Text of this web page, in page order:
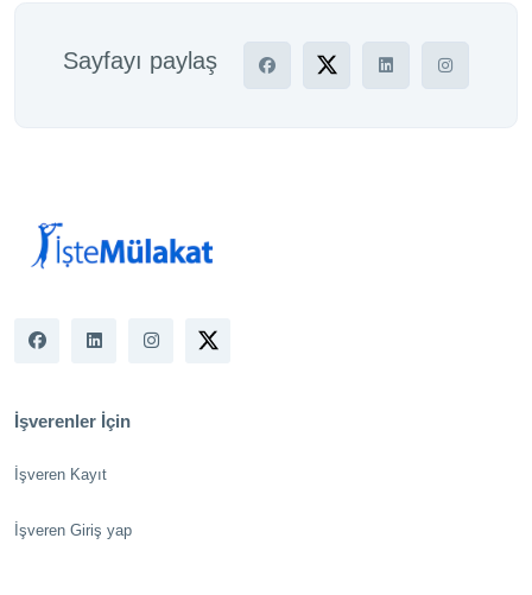
Sayfayı paylaş
İşverenler İçin
İşveren Kayıt
İşveren Giriş yap